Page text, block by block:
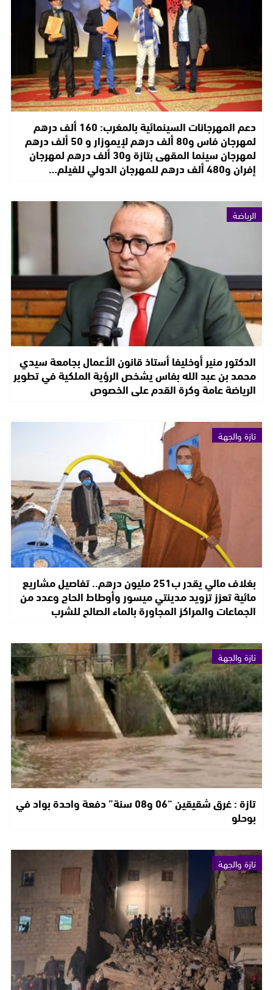
دعم المهرجانات السينمائية بالمغرب: 160 ألف درهم
لمهرجان فاس و80 ألف درهم لإيموزار و 50 ألف درهم
لمهرجان سينما المقهى بتازة و30 ألف درهم لمهرجان
إفران و480 ألف درهم للمهرجان الدولي للفيلم…
الرياضة
الدكتور منير أوخليفا أستاذ قانون الأعمال بجامعة سيدي
محمد بن عبد الله بفاس يشخص الرؤية الملكية في تطوير
الرياضة عامة وكرة القدم على الخصوص
تازة والجهة
بغلاف مالي يقدر ب251 مليون درهم.. تفاصيل مشاريع
مائية تعزز تزويد مدينتي ميسور وأوطاط الحاج وعدد من
الجماعات والمراكز المجاورة بالماء الصالح للشرب
تازة والجهة
تازة : غرق شقيقين “06 و08 سنة” دفعة واحدة بواد في
بوحلو
تازة والجهة